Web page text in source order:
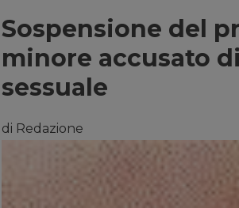
Sospensione del
minore accusato
sessuale
di Redazione